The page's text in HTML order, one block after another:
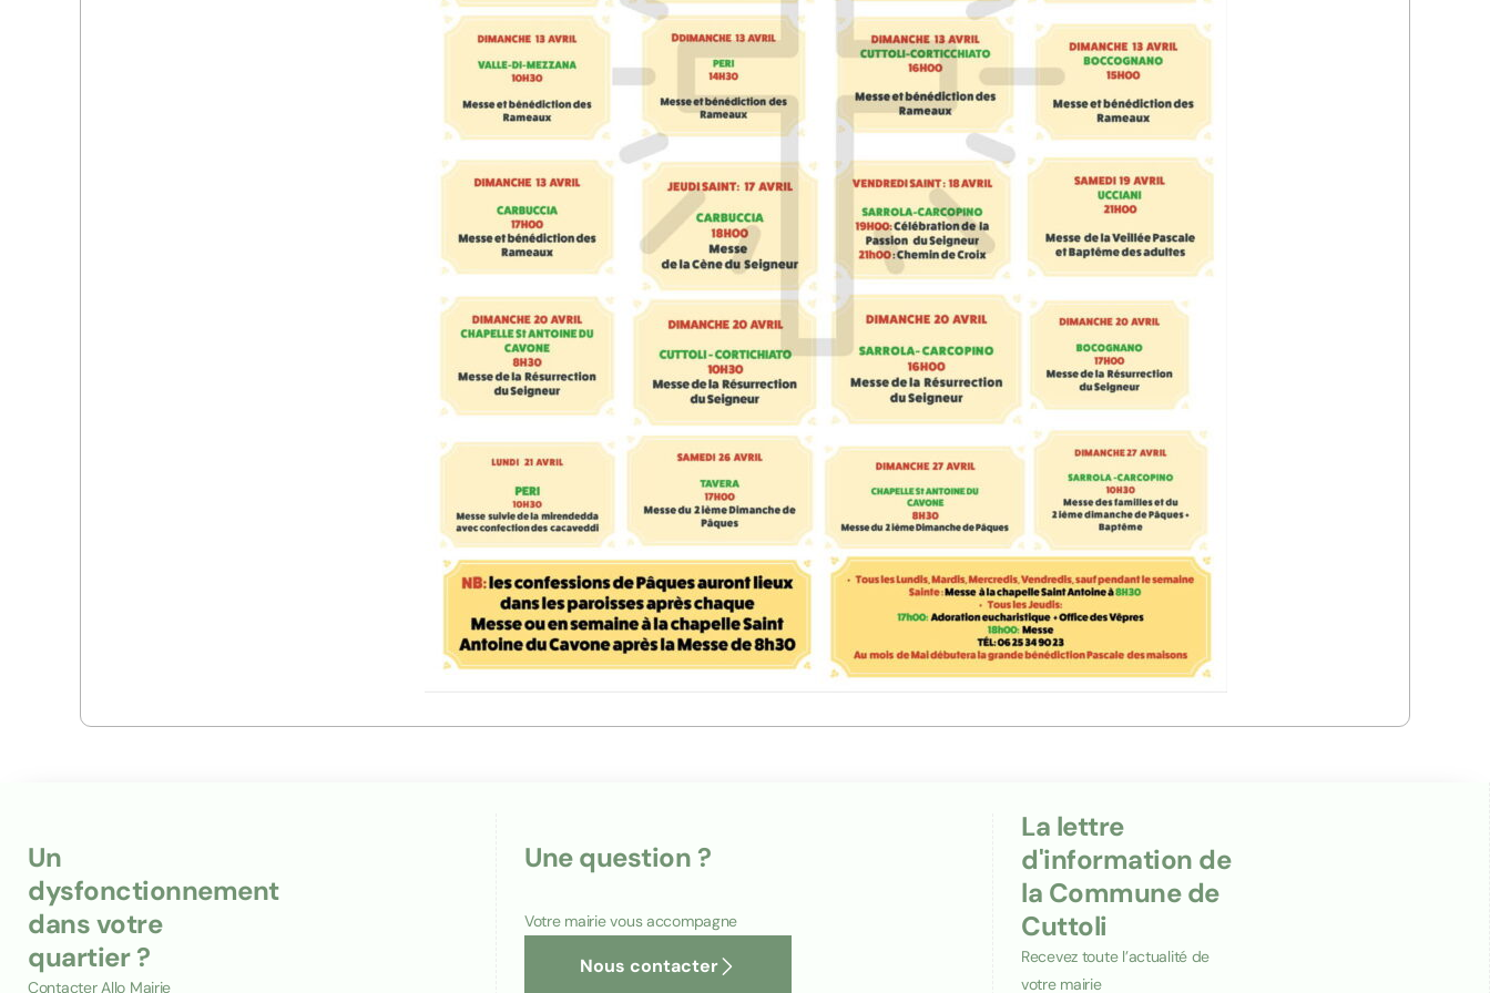
Un
dysfonctionnement
dans votre
quartier ?
Contacter Allo Mairie
Une question ?
Votre mairie vous accompagne
Nous contacter
La lettre
d'information de
la Commune de
Cuttoli
Recevez toute l’actualité de
votre mairie